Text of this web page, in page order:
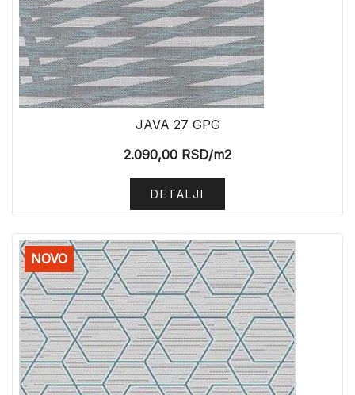
JAVA 27 GPG
2.090,00 RSD/m2
DETALJI
NOVO